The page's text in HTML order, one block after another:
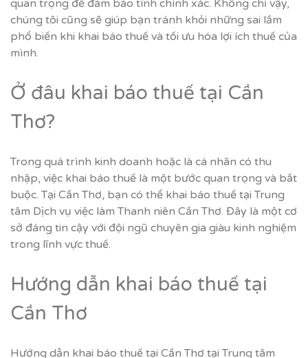
quan trọng để đảm bảo tính chính xác. Không chỉ vậy,
chúng tôi cũng sẽ giúp bạn tránh khỏi những sai lầm
phổ biến khi khai báo thuế và tối ưu hóa lợi ích thuế của
mình.
Ở đâu khai báo thuế tại Cần
Thơ?
Trong quá trình kinh doanh hoặc là cá nhân có thu
nhập, việc khai báo thuế là một bước quan trọng và bắt
buộc. Tại Cần Thơ, bạn có thể khai báo thuế tại Trung
tâm Dịch vụ việc làm Thanh niên Cần Thơ. Đây là một cơ
sở đáng tin cậy với đội ngũ chuyên gia giàu kinh nghiệm
trong lĩnh vực thuế.
Hướng dẫn khai báo thuế tại
Cần Thơ
Hướng dẫn khai báo thuế tại Cần Thơ tại Trung tâm